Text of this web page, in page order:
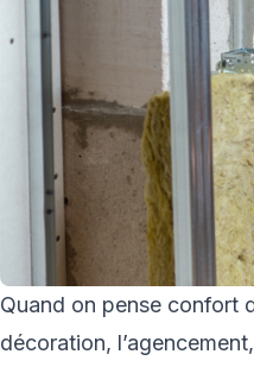
Quand on pense confort
décoration,